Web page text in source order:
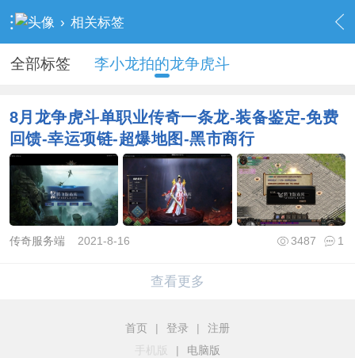
› 相关标签
全部标签 李小龙拍的龙争虎斗
8月龙争虎斗单职业传奇一条龙-装备鉴定-免费
回馈-幸运项链-超爆地图-黑市商行
传奇服务端2021-8-16 1
3487
查看更多
首页 | 登录 |
注册
手机版
| 电脑版